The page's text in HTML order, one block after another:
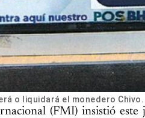
o liquidará el monedero Chivo.
(FMI) insistió este